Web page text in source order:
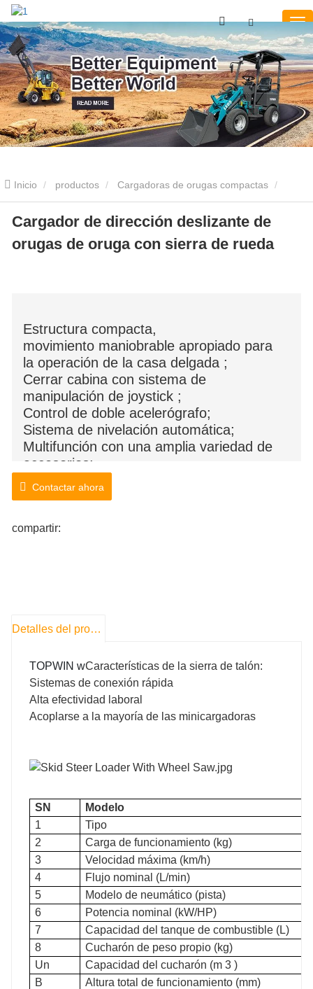
Inicio productos Cargadoras de orugas compactas
Cargador de dirección deslizante de orugas de oruga con sierra de
rueda
Cargador de dirección deslizante de
orugas de oruga con sierra de rueda
Estructura compacta,
movimiento maniobrable apropiado para
la operación de la casa delgada ;
Cerrar cabina con sistema de
manipulación de joystick ;
Control de doble acelerógrafo;
Sistema de nivelación automática;
Multifunción con una amplia variedad de
accesorios;
Freno hidráulico
Contactar ahora
compartir:
Detalles del producto
TOPWIN wCaracterísticas de la sierra de talón:
Sistemas de conexión rápida
Alta efectividad laboral
Acoplarse a la mayoría de las minicargadoras
SN
Modelo
1
Tipo
2
Carga de funcionamiento (kg)
3
Velocidad máxima (km/h)
4
Flujo nominal (L/min)
5
Modelo de neumático (pista)
6
Potencia nominal (kW/HP)
7
Capacidad del tanque de combustible (L)
8
Cucharón de peso propio (kg)
Un
Capacidad del cucharón (m 3 )
B
Altura total de funcionamiento (mm)